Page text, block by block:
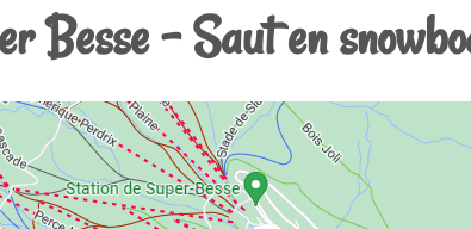
Besse - Saut en